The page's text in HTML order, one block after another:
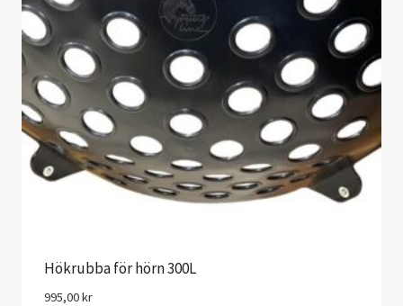
Hökrubba för hörn 300L
995,00kr